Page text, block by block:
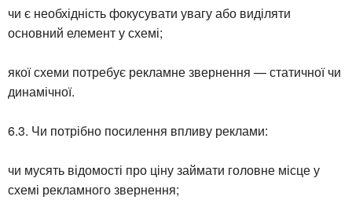
чи є необхідність фокусувати увагу або виділяти
основний елемент у схемі;
якої схеми потребує рекламне звернення — статичної чи
динамічної.
6.3. Чи потрібно посилення впливу реклами:
чи мусять відомості про ціну займати головне місце у
схемі рекламного звернення;